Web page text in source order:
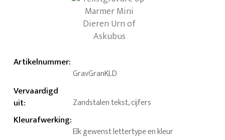
Artikelnummer:
GravGranKLD
Vervaardigd
uit: Zandstalen tekst, cijfers
Kleurafwerking:
Elk gewenst lettertype en kleur